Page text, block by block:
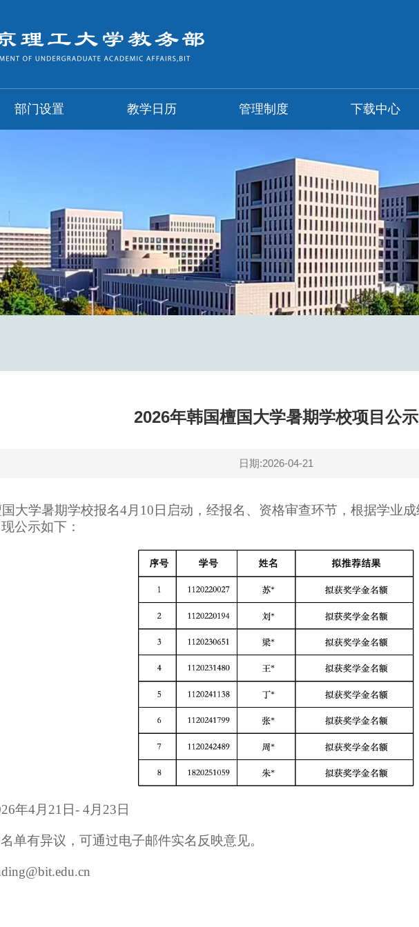
部门设置 教学日历 管理制度 下载中心
2026年韩国檀国大学暑期学校项目公示
日期:2026-04-21
大学暑期学校报名4月10日启动，经报名、资格审查环节，根据学业
公示如下：
年4月21日- 4月23日
单有异议，可通过电子邮件实名反映意见。